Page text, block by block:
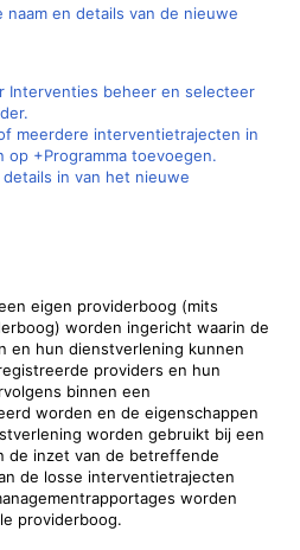
naam en details van de nieuwe
Interventies beheer en selecteer
meerdere interventietrajecten in
op +Programma toevoegen.
details in van het nieuwe
eigen providerboog (mits
worden ingericht waarin de
en hun dienstverlening kunnen
providers en hun
binnen een
worden en de eigenschappen
worden gebruikt bij een
de inzet van de betreffende
de losse interventietrajecten
worden
providerboog.